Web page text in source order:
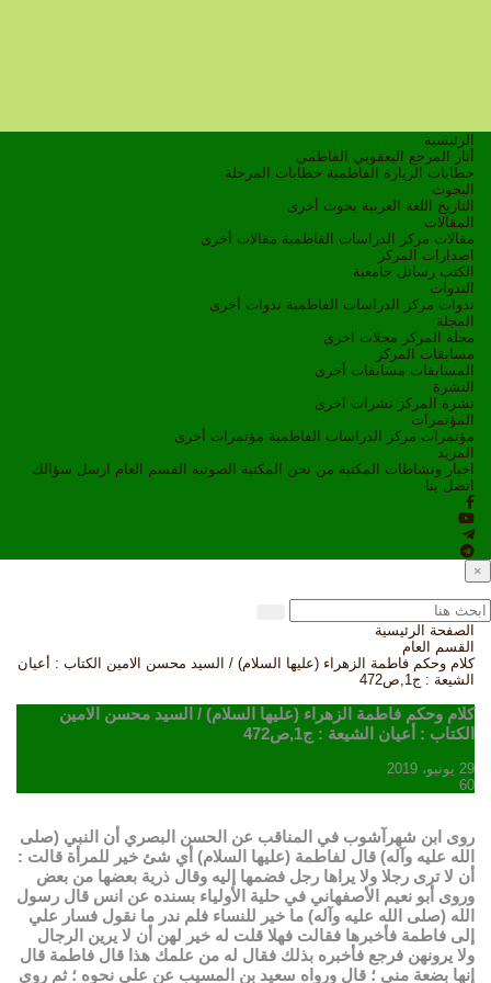
الرئيسية
أثار المرجع اليعقوبي الفاطمي
خطابات الزيارة الفاطمية خطابات المرحلة
البحوث
التاريخ
اللغة العربية بحوث أخرى
المقالات
مقالات مركز الدراسات الفاطمية مقالات أخرى
اصدارات المركز
الكتب رسائل جامعية
الندوات
ندوات مركز الدراسات الفاطمية ندوات أخرى
المجلة
مجلة المركز مجلات اخرى
مسابقات المركز
المسابقات مسابقات أخرى
النشرة
نشرة المركز نشرات اخرى
المؤتمرات
مؤتمرات مركز الدراسات الفاطمية مؤتمرات أخرى
المزيد
اخبار ونشاطات
المكتبة من نحن المكتبة الصوتية القسم العام ارسل سؤالك
اتصل بنا
×
الصفحة الرئيسية
القسم العام
كلام وحكم فاطمة الزهراء (عليها السلام) / السيد محسن الامين الكتاب : أعيان
الشيعة : ج1,ص472
كلام وحكم فاطمة الزهراء (عليها السلام) / السيد محسن الامين
الكتاب : أعيان الشيعة : ج1,ص472
29 يونيو، 2019
60
روى ابن شهرآشوب في المناقب عن الحسن البصري أن النبي (صلى
الله عليه وآله) قال لفاطمة (عليها السلام) أي شئ خير للمرأة قالت :
أن لا ترى رجلا ولا يراها رجل فضمها إليه وقال ذرية بعضها من بعض
وروى أبو نعيم الأصفهاني في حلية الأولياء بسنده عن انس قال رسول
الله (صلى الله عليه وآله) ما خير للنساء فلم ندر ما نقول فسار علي
إلى فاطمة فأخبرها فقالت فهلا قلت له خير لهن أن لا يرين الرجال
ولا يرونهن فرجع فأخبره بذلك فقال له من علمك هذا قال فاطمة قال
إنها بضعة مني ؛ قال ورواه سعيد بن المسيب عن علي نحوه ؛ ثم روى